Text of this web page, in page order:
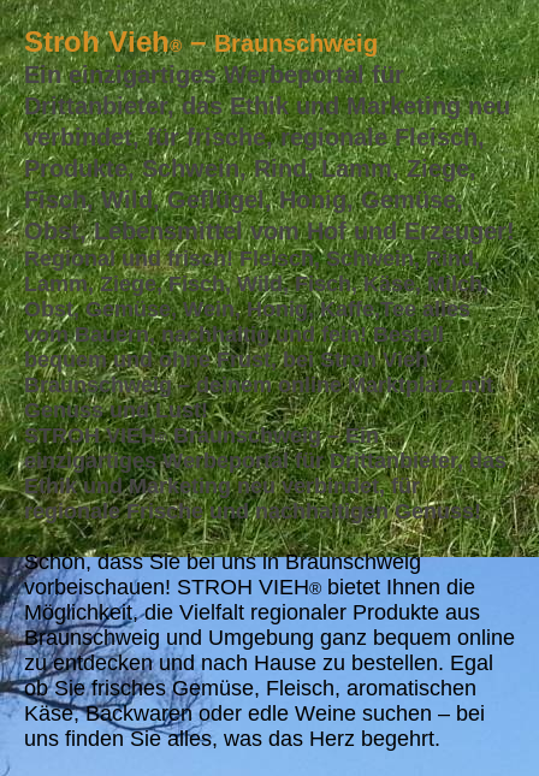
Stroh Vieh®–Braunschweig
Ein einzigartiges Werbeportal für
Drittanbieter, das Ethik und Marketing neu
verbindet, für frische, regionale Fleisch,
Produkte, Schwein, Rind, Lamm, Ziege,
Fisch, Wild, Geflügel, Honig, Gemüse,
Obst, Lebensmittel vom Hof und Erzeuger!
Regional und frisch! Fleisch, Schwein, Rind,
Lamm, Ziege, Fisch, Wild, Fisch, Käse, Milch,
Obst, Gemüse, Wein, Honig, Kaffe,Tee alles
vom Bauern, nachhaltig und fein! Bestell
bequem und ohne Frust, bei Stroh Vieh
Braunschweig – deinem online Marktplatz mit
Genuss und Lust!
STROH VIEH®Braunschweig – Ein
einzigartiges Werbeportal für Drittanbieter, das
Ethik und Marketing neu verbindet, für
regionale Frische und nachhaltigen Genuss!
Schön, dass Sie bei uns in Braunschweig
vorbeischauen! STROH VIEH® bietet Ihnen die
Möglichkeit, die Vielfalt regionaler Produkte aus
Braunschweig und Umgebung ganz bequem online
zu entdecken und nach Hause zu bestellen. Egal
ob Sie frisches Gemüse, Fleisch, aromatischen
Käse, Backwaren oder edle Weine suchen – bei
uns finden Sie alles, was das Herz begehrt.